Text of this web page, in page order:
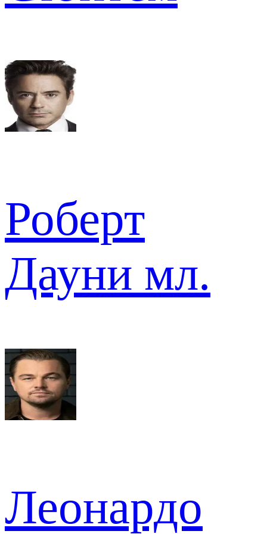
Роберт
Дауни мл.
Леонардо